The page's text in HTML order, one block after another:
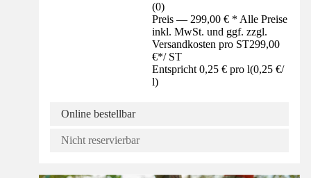
(0)
Preis — 299,00 € * Alle Preise
inkl. MwSt. und ggf. zzgl.
Versandkosten pro ST299,00
€*/ ST
Entspricht 0,25 € pro l(0,25 €/
l)
Online bestellbar
Nicht reservierbar